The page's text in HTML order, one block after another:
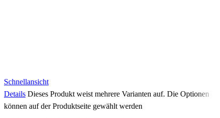
Schnellansicht
Details Dieses Produkt weist mehrere Varianten auf. Die Optionen
können auf der Produktseite gewählt werden